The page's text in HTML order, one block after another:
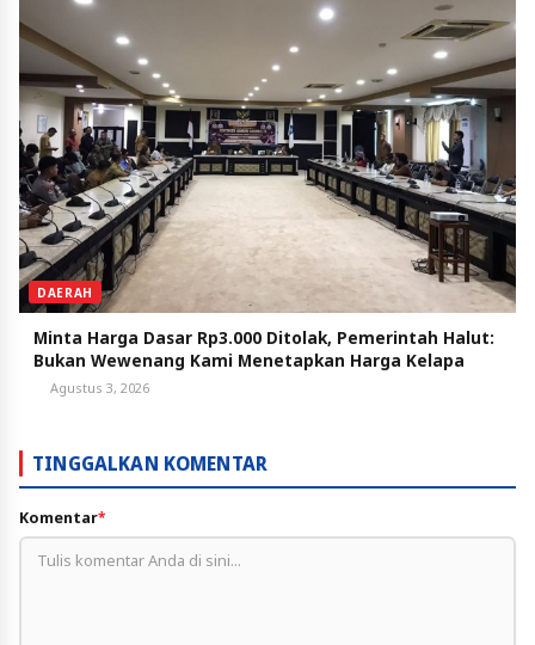
DAERAH
Minta Harga Dasar Rp3.000 Ditolak, Pemerintah Halut:
Bukan Wewenang Kami Menetapkan Harga Kelapa
Agustus 3, 2026
TINGGALKAN KOMENTAR
Komentar*